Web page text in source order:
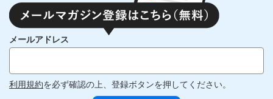
メールアドレス
利用規約を必ず確認の上、登録ボタンを押してください。